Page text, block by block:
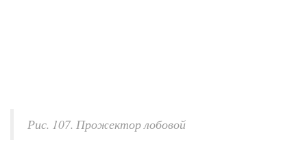
Рис. 107. Прожектор лобовой